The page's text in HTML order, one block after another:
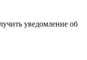
уведомление об